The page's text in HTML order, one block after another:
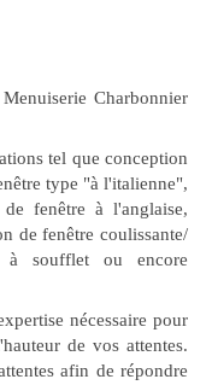
Charbonnier
tel que conception
type "à l'italienne",
fenêtre à l'anglaise,
de fenêtre coulissante/
à soufflet ou encore
nécessaire pour
de vos attentes.
afin de répondre